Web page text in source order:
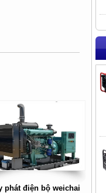
phát điện bộ weichai